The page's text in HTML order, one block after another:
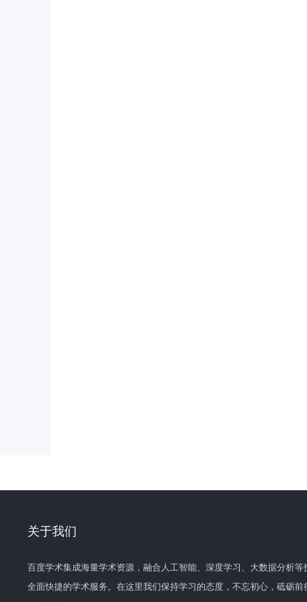
关于我们
百度学术集成海量学术资源，融合人工智能、深度学习、大数据分析
全面快捷的学术服务。在这里我们保持学习的态度，不忘初心，砥砺前